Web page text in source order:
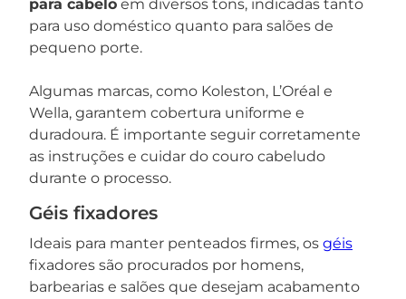
para cabelo em diversos tons, indicadas tanto
para uso doméstico quanto para salões de
pequeno porte.
Algumas marcas, como Koleston, L’Oréal e
Wella, garantem cobertura uniforme e
duradoura. É importante seguir corretamente
as instruções e cuidar do couro cabeludo
durante o processo.
Géis fixadores
Ideais para manter penteados firmes, os géis
fixadores são procurados por homens,
barbearias e salões que desejam acabamento